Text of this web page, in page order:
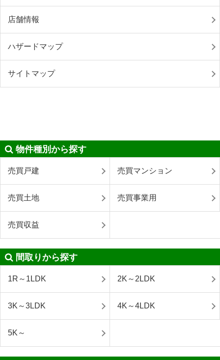
店舗情報
ハザードマップ
サイトマップ
物件種別から探す
売買戸建 売買マンション
売買土地 売買事業用
売買収益
間取りから探す
1R～1LDK 2K～2LDK
3K～3LDK 4K～4LDK
5K～